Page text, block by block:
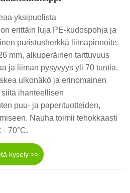
yksipuolista
erittäin luja PE-kudospohja ja
puristusherkkä liimapinnoite.
mm, alkuperäinen tarttuvuus
ja liiman pysyvyys yli 70 tuntia.
ulkonäkö ja erinomainen
ihanteellisen
puu- ja paperituotteiden,
Nauha toimii tehokkaasti
- 70°C.
kysely >>